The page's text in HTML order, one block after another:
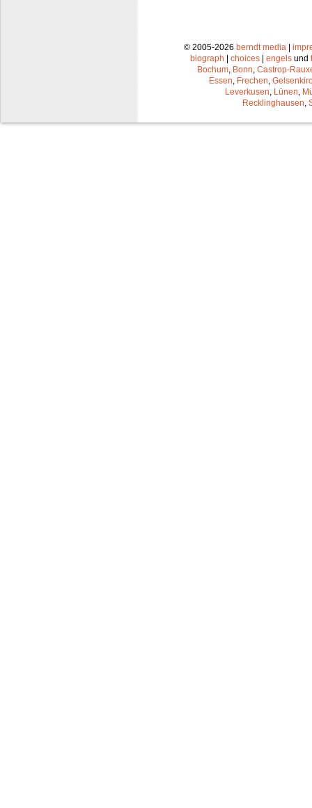
© 2005-2026 berndt media |
biograph | choices | engels und
Bochum Bonn Castrop-
Essen Frechen
Leverkusen Lünen
Recklinghausen